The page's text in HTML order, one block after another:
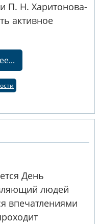
П. Н. Харитонова-
активное
День
людей
впечатлениями